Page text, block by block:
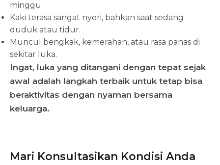
minggu.
Kaki terasa sangat nyeri, bahkan saat sedang
duduk atau tidur.
Muncul bengkak, kemerahan, atau rasa panas di
sekitar luka.
Ingat, luka yang ditangani dengan tepat sejak
awal adalah langkah terbaik untuk tetap bisa
beraktivitas dengan nyaman bersama
keluarga.
Mari Konsultasikan Kondisi Anda